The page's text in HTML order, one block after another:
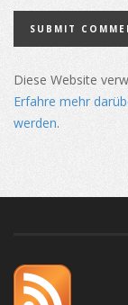
Diese Website
Erfahre mehr
werden.